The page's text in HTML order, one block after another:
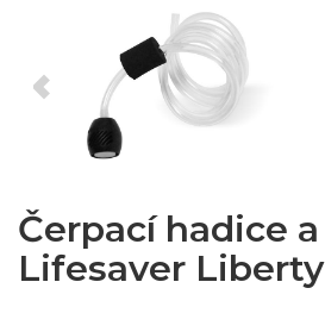
Čerpací hadice
Lifesaver Liberty